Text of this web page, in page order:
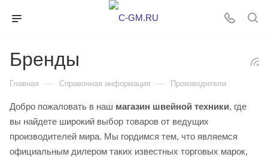
Бренды
Главная — Справочная информация — Производители
Добро пожаловать в наш магазин швейной техники, где
вы найдете широкий выбор товаров от ведущих
производителей мира. Мы гордимся тем, что являемся
официальным дилером таких известных торговых марок,